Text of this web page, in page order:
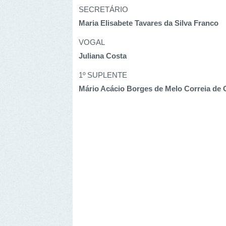
1º SUPLENTE
Mário Acácio Borges de Melo Correia de